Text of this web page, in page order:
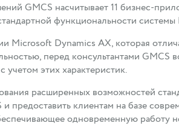
GMCS насчитывает 11 бизнес-
функциональности
Microsoft Dynamics AX, которая
перед консультантами GMCS
этих характеристик.
расширенных возможностей
предоставить клиентам на базе
одновременную работу